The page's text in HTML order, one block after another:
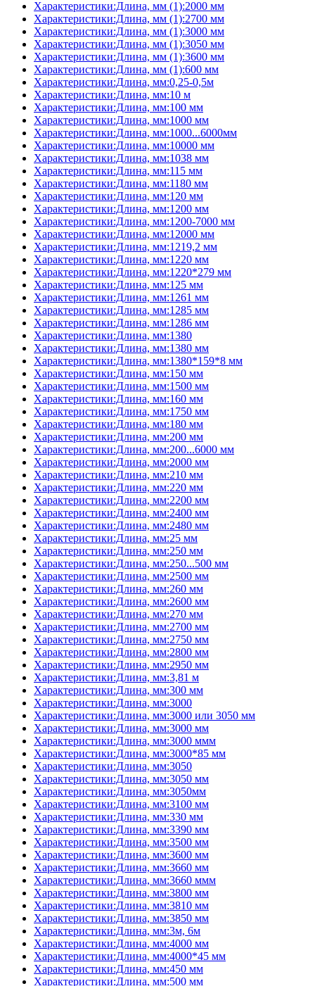
Характеристики:Длина, мм (1):2000 мм
Характеристики:Длина, мм (1):2700 мм
Характеристики:Длина, мм (1):3000 мм
Характеристики:Длина, мм (1):3050 мм
Характеристики:Длина, мм (1):3600 мм
Характеристики:Длина, мм (1):600 мм
Характеристики:Длина, мм:0,25-0,5м
Характеристики:Длина, мм:10 м
Характеристики:Длина, мм:100 мм
Характеристики:Длина, мм:1000 мм
Характеристики:Длина, мм:1000...6000мм
Характеристики:Длина, мм:10000 мм
Характеристики:Длина, мм:1038 мм
Характеристики:Длина, мм:115 мм
Характеристики:Длина, мм:1180 мм
Характеристики:Длина, мм:120 мм
Характеристики:Длина, мм:1200 мм
Характеристики:Длина, мм:1200-7000 мм
Характеристики:Длина, мм:12000 мм
Характеристики:Длина, мм:1219,2 мм
Характеристики:Длина, мм:1220 мм
Характеристики:Длина, мм:1220*279 мм
Характеристики:Длина, мм:125 мм
Характеристики:Длина, мм:1261 мм
Характеристики:Длина, мм:1285 мм
Характеристики:Длина, мм:1286 мм
Характеристики:Длина, мм:1380
Характеристики:Длина, мм:1380 мм
Характеристики:Длина, мм:1380*159*8 мм
Характеристики:Длина, мм:150 мм
Характеристики:Длина, мм:1500 мм
Характеристики:Длина, мм:160 мм
Характеристики:Длина, мм:1750 мм
Характеристики:Длина, мм:180 мм
Характеристики:Длина, мм:200 мм
Характеристики:Длина, мм:200...6000 мм
Характеристики:Длина, мм:2000 мм
Характеристики:Длина, мм:210 мм
Характеристики:Длина, мм:220 мм
Характеристики:Длина, мм:2200 мм
Характеристики:Длина, мм:2400 мм
Характеристики:Длина, мм:2480 мм
Характеристики:Длина, мм:25 мм
Характеристики:Длина, мм:250 мм
Характеристики:Длина, мм:250...500 мм
Характеристики:Длина, мм:2500 мм
Характеристики:Длина, мм:260 мм
Характеристики:Длина, мм:2600 мм
Характеристики:Длина, мм:270 мм
Характеристики:Длина, мм:2700 мм
Характеристики:Длина, мм:2750 мм
Характеристики:Длина, мм:2800 мм
Характеристики:Длина, мм:2950 мм
Характеристики:Длина, мм:3,81 м
Характеристики:Длина, мм:300 мм
Характеристики:Длина, мм:3000
Характеристики:Длина, мм:3000 или 3050 мм
Характеристики:Длина, мм:3000 мм
Характеристики:Длина, мм:3000 ммм
Характеристики:Длина, мм:3000*85 мм
Характеристики:Длина, мм:3050
Характеристики:Длина, мм:3050 мм
Характеристики:Длина, мм:3050мм
Характеристики:Длина, мм:3100 мм
Характеристики:Длина, мм:330 мм
Характеристики:Длина, мм:3390 мм
Характеристики:Длина, мм:3500 мм
Характеристики:Длина, мм:3600 мм
Характеристики:Длина, мм:3660 мм
Характеристики:Длина, мм:3660 ммм
Характеристики:Длина, мм:3800 мм
Характеристики:Длина, мм:3810 мм
Характеристики:Длина, мм:3850 мм
Характеристики:Длина, мм:3м, 6м
Характеристики:Длина, мм:4000 мм
Характеристики:Длина, мм:4000*45 мм
Характеристики:Длина, мм:450 мм
Характеристики:Длина, мм:500 мм